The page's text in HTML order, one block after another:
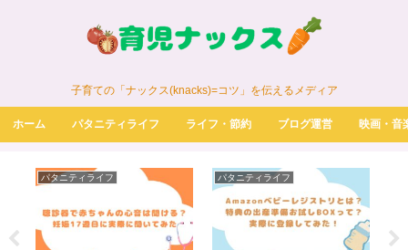
子育ての「ナックス(knacks)=コツ」を伝えるメディア
ホーム パタニティライフ ライフ・節約 ブログ運営 映画・音
パタニティライフ パタニティライフ